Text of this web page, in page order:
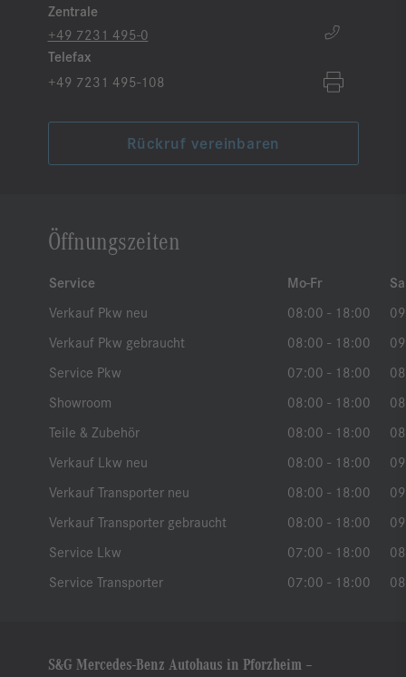
Zentrale
+49 7231 495-0
Telefax
+49 7231 495-108
Rückruf vereinbaren
Öffnungszeiten
Service Mo-Fr
Sa
Verkauf Pkw neu
08:00 - 18:00
Verkauf Pkw gebraucht
08:00 - 18:00
Service Pkw
07:00 - 18:00
Showroom
08:00 - 18:00
Teile & Zubehör
08:00 - 18:00
Verkauf Lkw neu
08:00 - 18:00
Verkauf Transporter neu
08:00 - 18:00
Verkauf Transporter gebraucht
08:00 - 18:00
Service Lkw
07:00 - 18:00
Service Transporter
07:00 - 18:00
S&G Mercedes-Benz Autohaus in Pforzheim –